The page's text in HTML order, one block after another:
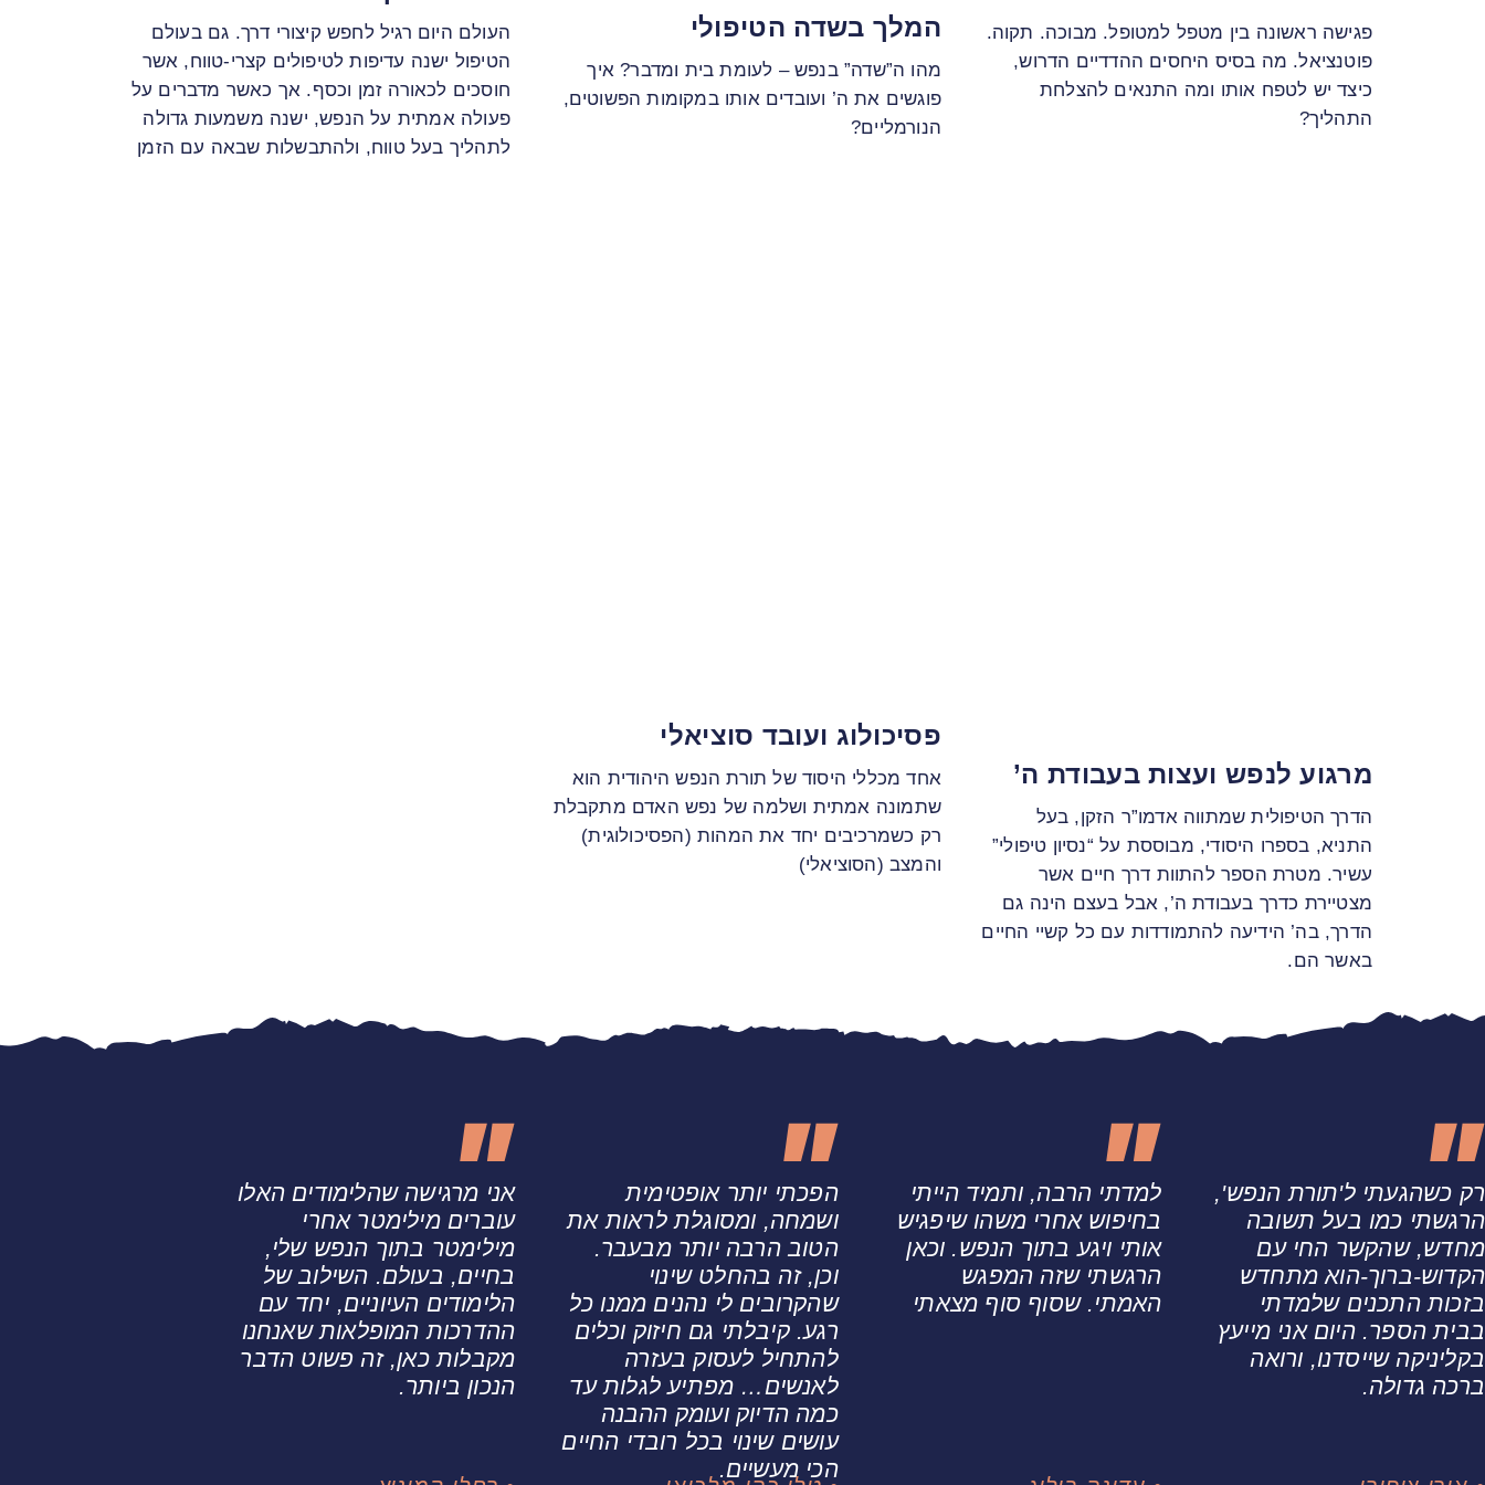
פגישה ראשונה בין מטפל למטופל. מבוכה. תקוה.
פוטנציאל. מה בסיס היחסים ההדדיים הדרוש,
כיצד יש לטפח אותו ומה התנאים להצלחת
התהליך?
המלך בשדה הטיפולי
מהו ה”שדה” בנפש – לעומת בית ומדבר? איך
פוגשים את ה’ ועובדים אותו במקומות הפשוטים,
הנורמליים?
העולם היום רגיל לחפש קיצורי דרך. גם בעולם
הטיפול ישנה עדיפות לטיפולים קצרי-טווח, אשר
חוסכים לכאורה זמן וכסף. אך כאשר מדברים על
פעולה אמתית על הנפש, ישנה משמעות גדולה
לתהליך בעל טווח, ולהתבשלות שבאה עם הזמן
מרגוע לנפש ועצות בעבודת ה’
הדרך הטיפולית שמתווה אדמו”ר הזקן, בעל
התניא, בספרו היסודי, מבוססת על “נסיון טיפולי”
עשיר. מטרת הספר להתוות דרך חיים אשר
מצטיירת כדרך בעבודת ה’, אבל בעצם הינה גם
הדרך, בה’ הידיעה להתמודדות עם כל קשיי החיים
באשר הם.
פסיכולוג ועובד סוציאלי
אחד מכללי היסוד של תורת הנפש היהודית הוא
שתמונה אמתית ושלמה של נפש האדם מתקבלת
רק כשמרכיבים יחד את המהות (הפסיכולוגית)
והמצב (הסוציאלי)
רק כשהגעתי ל'תורת הנפש',
הרגשתי כמו בעל תשובה
מחדש, שהקשר החי עם
הקדוש-ברוך-הוא מתחדש
בזכות התכנים שלמדתי
בבית הספר. היום אני מייעץ
בקליניקה שייסדנו, ורואה
ברכה גדולה.
למדתי הרבה, ותמיד הייתי
בחיפוש אחרי משהו שיפגיש
אותי ויגע בתוך הנפש. וכאן
הרגשתי שזה המפגש
האמתי. שסוף סוף מצאתי
הפכתי יותר אופטימית
ושמחה, ומסוגלת לראות את
הטוב הרבה יותר מבעבר.
וכן, זה בהחלט שינוי
שהקרובים לי נהנים ממנו כל
רגע. קיבלתי גם חיזוק וכלים
להתחיל לעסוק בעזרה
לאנשים… מפתיע לגלות עד
כמה הדיוק ועומק ההבנה
עושים שינוי בכל רובדי החיים
הכי מעשיים.
אני מרגישה שהלימודים האלו
עוברים מילימטר אחרי
מילימטר בתוך הנפש שלי,
בחיים, בעולם. השילוב של
הלימודים העיוניים, יחד עם
ההדרכות המופלאות שאנחנו
מקבלות כאן, זה פשוט הדבר
הנכון ביותר.